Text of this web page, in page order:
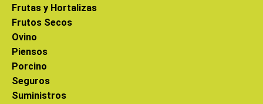
Frutas y Hortalizas
Frutos Secos
Ovino
Piensos
Porcino
Seguros
Suministros